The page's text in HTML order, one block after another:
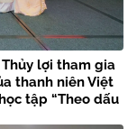
lợi tham gia
thanh niên Việt
tập “Theo dấu